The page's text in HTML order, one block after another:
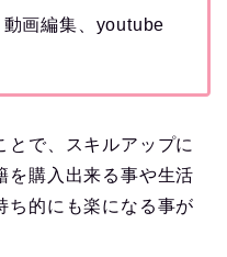
画編集、youtube
とで、スキルアップに
を購入出来る事や生活
ち的にも楽になる事が